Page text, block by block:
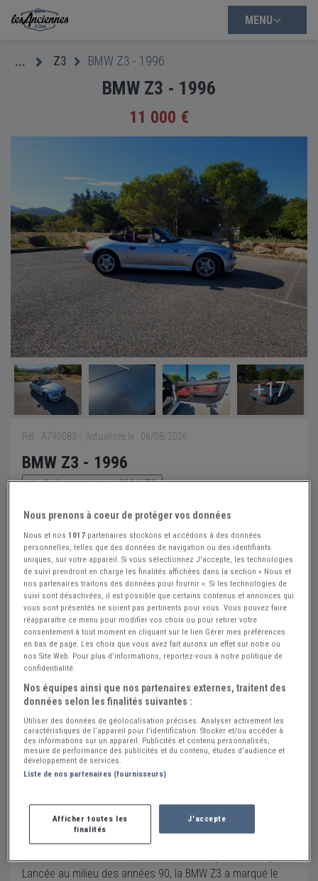
MENU
... Z3 BMW Z3 - 1996
BMW Z3 - 1996
11 000 €
+17
Réf : A795083 Actualisée le : 06/08/2026
BMW Z3 - 1996
Créer une alerte BMW Z3
11 000 €
VEITURA PRO
Bouches du Rhône (13) - MARSEILLE (13010)
Voir sur la carte
Cette annonce a été retirée suite à une vente ou
pour une autre raison. Veuillez consulter la liste ci-
dessous pour des annonces similaires actuellement
en ligne.
Description
Kilométrage :96 500 km
Lancée au milieu des années 90, la BMW Z3 a marqué le
Nous prenons à coeur de protéger vos données
Nous et nos1017 partenaires stockons et accédons à des données
personnelles, telles que des données de navigation ou des identifiants
uniques, sur votre appareil. Si vous sélectionnez J'accepte, les technologies
de suivi prendront en charge les finalités affichées dans la section « Nous et
nos partenaires traitons des données pour fournir ». Si les technologies de
suivi sont désactivées, il est possible que certains contenus et annonces qui
vous sont présentés ne soient pas pertinents pour vous. Vous pouvez faire
réapparaître ce menu pour modifier vos choix ou pour retirer votre
consentement à tout moment en cliquant sur le lien Gérer mes préférences
en bas de page. Les choix que vous avez fait aurons un effet sur notre ou
nos Site Web. Pour plus d’informations, reportez-vous à notre politique de
confidentialité.
Nos équipes ainsi que nos partenaires externes, traitent des
données selon les finalités suivantes :
Utiliser des données de géolocalisation précises. Analyser activement les
caractéristiques de l’appareil pour l’identification. Stocker et/ou accéder à
des informations sur un appareil. Publicités et contenu personnalisés,
mesure de performance des publicités et du contenu, études d’audience et
développement de services.
Liste de nos partenaires (fournisseurs)
Afficher toutes les
finalités
J'accepte